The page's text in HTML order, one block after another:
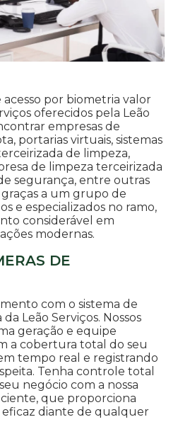
por biometria valor
oferecidos pela Leão
empresas de
portarias virtuais, sistemas
de limpeza,
de limpeza terceirizada
segurança, entre outras
a um grupo de
e especializados no ramo,
considerável em
modernas.
DE
com o sistema de
Leão Serviços. Nossos
geração e equipe
a cobertura total do seu
tempo real e registrando
Tenha controle total
negócio com a nossa
que proporciona
eficaz diante de qualquer